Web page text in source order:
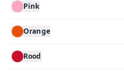
Pink
Orange
Rood